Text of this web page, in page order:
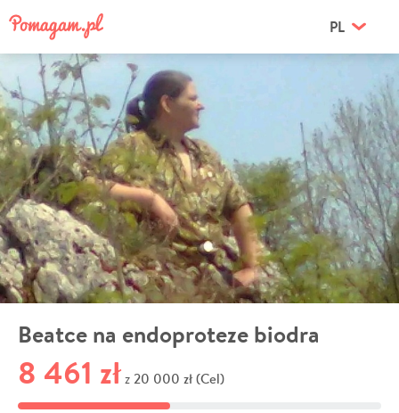
PL
Beatce na endoproteze biodra
8 461 zł z 20 000 zł (Cel)